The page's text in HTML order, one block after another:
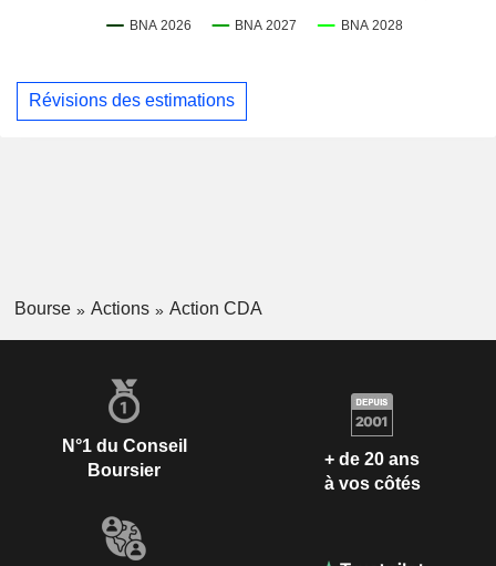
Révisions des estimations
Bourse Actions Action CDA
N°1 du Conseil
Boursier
+ de 20 ans
à vos côtés